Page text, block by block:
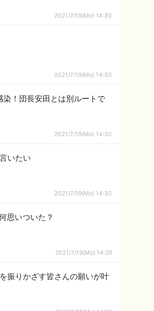
2021/7/19(Mo) 14:30
2021/7/19(Mo) 14:30
！団長安田とは別ルートで
2021/7/19(Mo) 14:30
いたい
2021/7/19(Mo) 14:30
思いついた？
2021/7/19(Mo) 14:29
振りかざす皆さんの願いが叶